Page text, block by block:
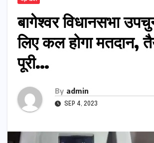
बागेश्वर विधानसभा
लिए कल होगा मतदान,
पूरी…
By admin
SEP 4, 2023